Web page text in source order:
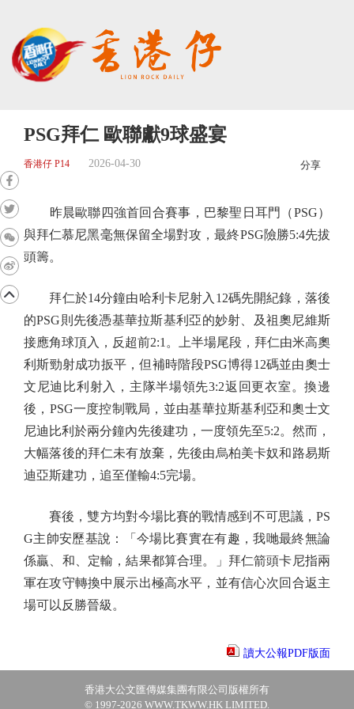
PSG拜仁 歐聯獻9球盛宴
香港仔 P14 2026-04-30 分享
昨晨歐聯四強首回合賽事，巴黎聖日耳門（PSG）
與拜仁慕尼黑毫無保留全場對攻，最終PSG險勝5:4先拔
頭籌。
拜仁於14分鐘由哈利卡尼射入12碼先開紀錄，落後
的PSG則先後憑基華拉斯基利亞的妙射、及祖奧尼維斯
接應角球頂入，反超前2:1。上半場尾段，拜仁由米高奧
利斯勁射成功扳平，但補時階段PSG博得12碼並由奧士
文尼迪比利射入，主隊半場領先3:2返回更衣室。換邊
後，PSG一度控制戰局，並由基華拉斯基利亞和奧士文
尼迪比利於兩分鐘內先後建功，一度領先至5:2。然而，
大幅落後的拜仁未有放棄，先後由烏柏美卡奴和路易斯
迪亞斯建功，追至僅輸4:5完場。
賽後，雙方均對今場比賽的戰情感到不可思議，PS
G主帥安歷基說：「今場比賽實在有趣，我哋最終無論
係贏、和、定輸，結果都算合理。」拜仁箭頭卡尼指兩
軍在攻守轉換中展示出極高水平，並有信心次回合返主
場可以反勝晉級。
讀大公報PDF版面
香港大公文匯傳媒集團有限公司版權所有
© 1997-2026 WWW.TKWW.HK LIMITED.